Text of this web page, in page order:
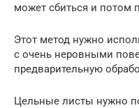
может сбиться и потом
Этот метод нужно
с очень неровными
предварительную
Цельные листы нужно